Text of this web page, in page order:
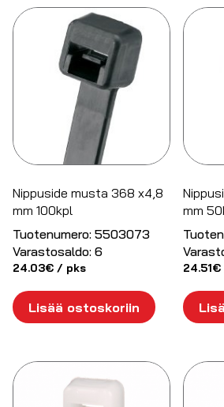
Nippuside musta 368 x4,8
mm 100kpl
Tuotenumero: 5503073
Varastosaldo: 6
24.03€ / pks
Lisää ostoskoriin
mm
24.51€